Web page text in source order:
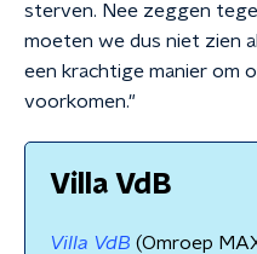
sterven. Nee zeggen
moeten we dus niet zien
een krachtige manier om
voorkomen."
Villa VdB
Villa VdB (Omroep